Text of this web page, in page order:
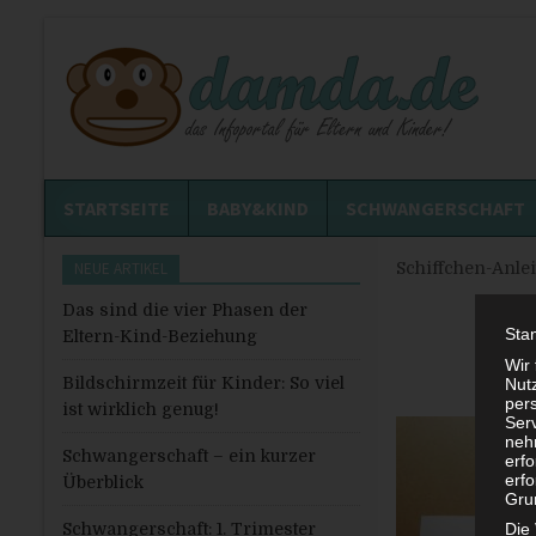
STARTSEITE BABY&KIND SCHWANGERSCHAFT
Schiffchen-
NEUE ARTIKEL
Das sind die vier Phasen der
Eltern-Kind-Beziehung
Bildschirmzeit für Kinder: So viel
ist wirklich genug!
Schwangerschaft – ein kurzer
Überblick
Schwangerschaft: 1. Trimester
Wir
Die